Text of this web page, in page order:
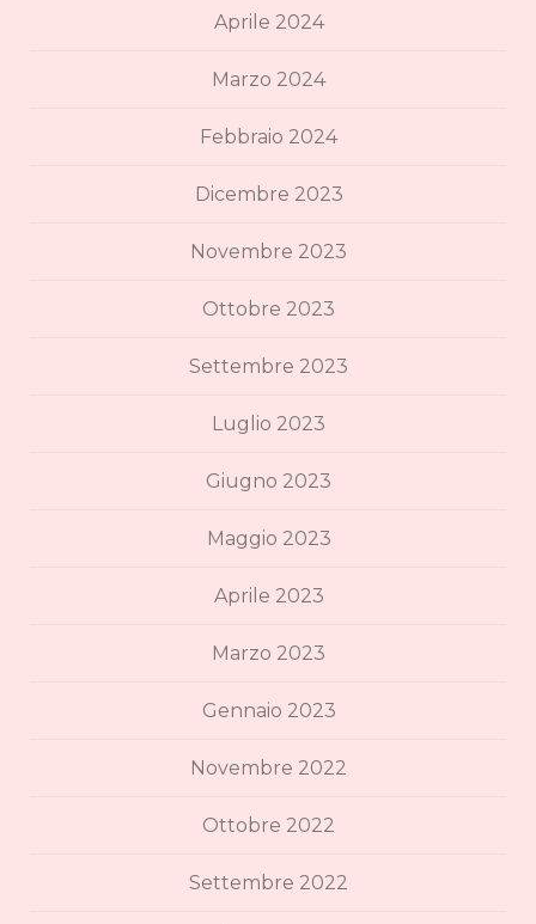
Aprile 2024
Marzo 2024
Febbraio 2024
Dicembre 2023
Novembre 2023
Ottobre 2023
Settembre 2023
Luglio 2023
Giugno 2023
Maggio 2023
Aprile 2023
Marzo 2023
Gennaio 2023
Novembre 2022
Ottobre 2022
Settembre 2022